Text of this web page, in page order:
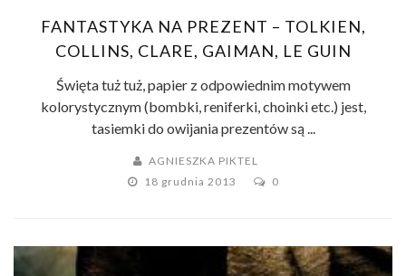
FANTASTYKA NA PREZENT – TOLKIEN,
COLLINS, CLARE, GAIMAN, LE GUIN
Święta tuż tuż, papier z odpowiednim motywem
kolorystycznym (bombki, reniferki, choinki etc.) jest,
tasiemki do owijania prezentów są ...
AGNIESZKA PIKTEL
18 grudnia 2013
0